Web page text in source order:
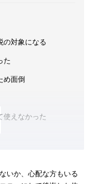
の対象になる
た
め面倒
使えなかった
める
いか、心配な方もいる